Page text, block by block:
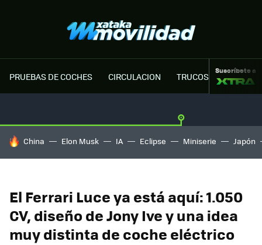
PRUEBAS DE COCHES CIRCULACION TRUCOS MOTOR
Suscríbete a
HOY SE HABLA DE
China Elon Musk IA Eclipse Miniserie Japón
El Ferrari Luce ya está aquí: 1.050
CV, diseño de Jony Ive y una idea
muy distinta de coche eléctrico